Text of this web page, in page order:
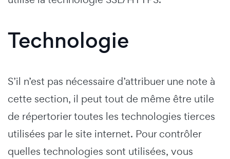
Technologie
S’il n’est pas nécessaire d’attribuer une note à
cette section, il peut tout de même être utile
de répertorier toutes les technologies tierces
utilisées par le site internet. Pour contrôler
quelles technologies sont utilisées, vous